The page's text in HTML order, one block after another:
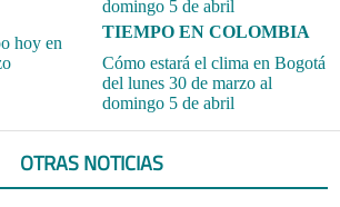
hoy en
TIEMPO EN COLOMBIA
Cómo estará el clima en Bogotá
del lunes 30 de marzo al
domingo 5 de abril
OTRAS NOTICIAS